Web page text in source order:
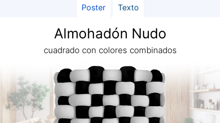
Poster Texto
Almohadón Nudo
cuadrado con colores combinados